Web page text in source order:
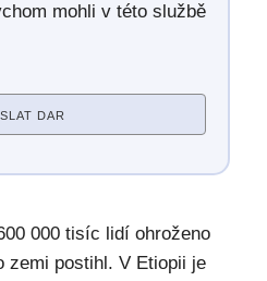
mohli v této službě
DAR
000 tisíc lidí ohroženo
zemi postihl. V Etiopii je